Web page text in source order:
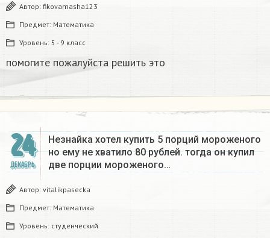
Автор: fikovamasha123
Предмет: Математика
Уровень: 5 - 9 класс
помогите пожалуйста решить это
24
ДЕКАБРЬ
Незнайка хотел купить 5 порций мороженого
но ему не хватило 80 рублей. тогда он купил
две порции мороженого…
Автор: vitalikpasecka
Предмет: Математика
Уровень: студенческий